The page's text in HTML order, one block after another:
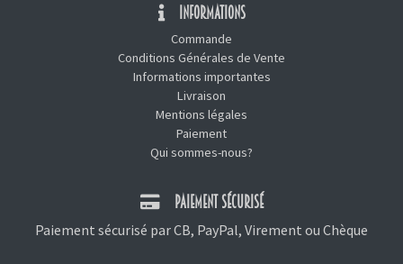
INFORMATIONS
Commande
Conditions Générales de Vente
Informations importantes
Livraison
Mentions légales
Paiement
Qui sommes-nous?
PAIEMENT SÉCURISÉ
Paiement sécurisé par CB, PayPal, Virement ou Chèque